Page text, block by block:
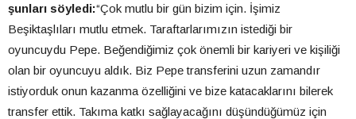
şunları söyledi:“Çok mutlu bir gün bizim için. İşimiz
Beşiktaşlıları mutlu etmek. Taraftarlarımızın istediği bir
oyuncuydu Pepe. Beğendiğimiz çok önemli bir kariyeri ve kişiliği
olan bir oyuncuyu aldık. Biz Pepe transferini uzun zamandır
istiyorduk onun kazanma özelliğini ve bize katacaklarını bilerek
transfer ettik. Takıma katkı sağlayacağını düşündüğümüz için